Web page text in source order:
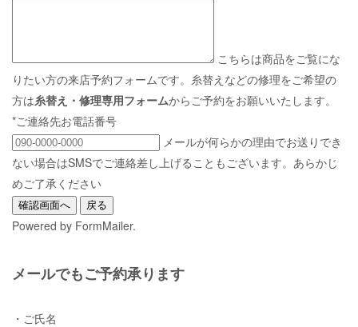
こちらは商品をご覧にな
りたい方の来店予約フォームです。糸替えなどの修理をご希望の
方は糸替え・修理専用フォームからご予約をお願いいたします。
*ご連絡先お電話番号
メールが何らかの理由でお送りでき
ない場合はSMSでご連絡差し上げることもございます。あらかじ
めご了承ください
Powered by FormMailer.
メールでもご予約承ります
・ご氏名